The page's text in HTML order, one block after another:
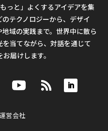
っと」よくするアイデアを集
テクノロジーから、デザイ
域の実践まで。世界中に散ら
当てながら、対話を通じて
届けします。
運営会社